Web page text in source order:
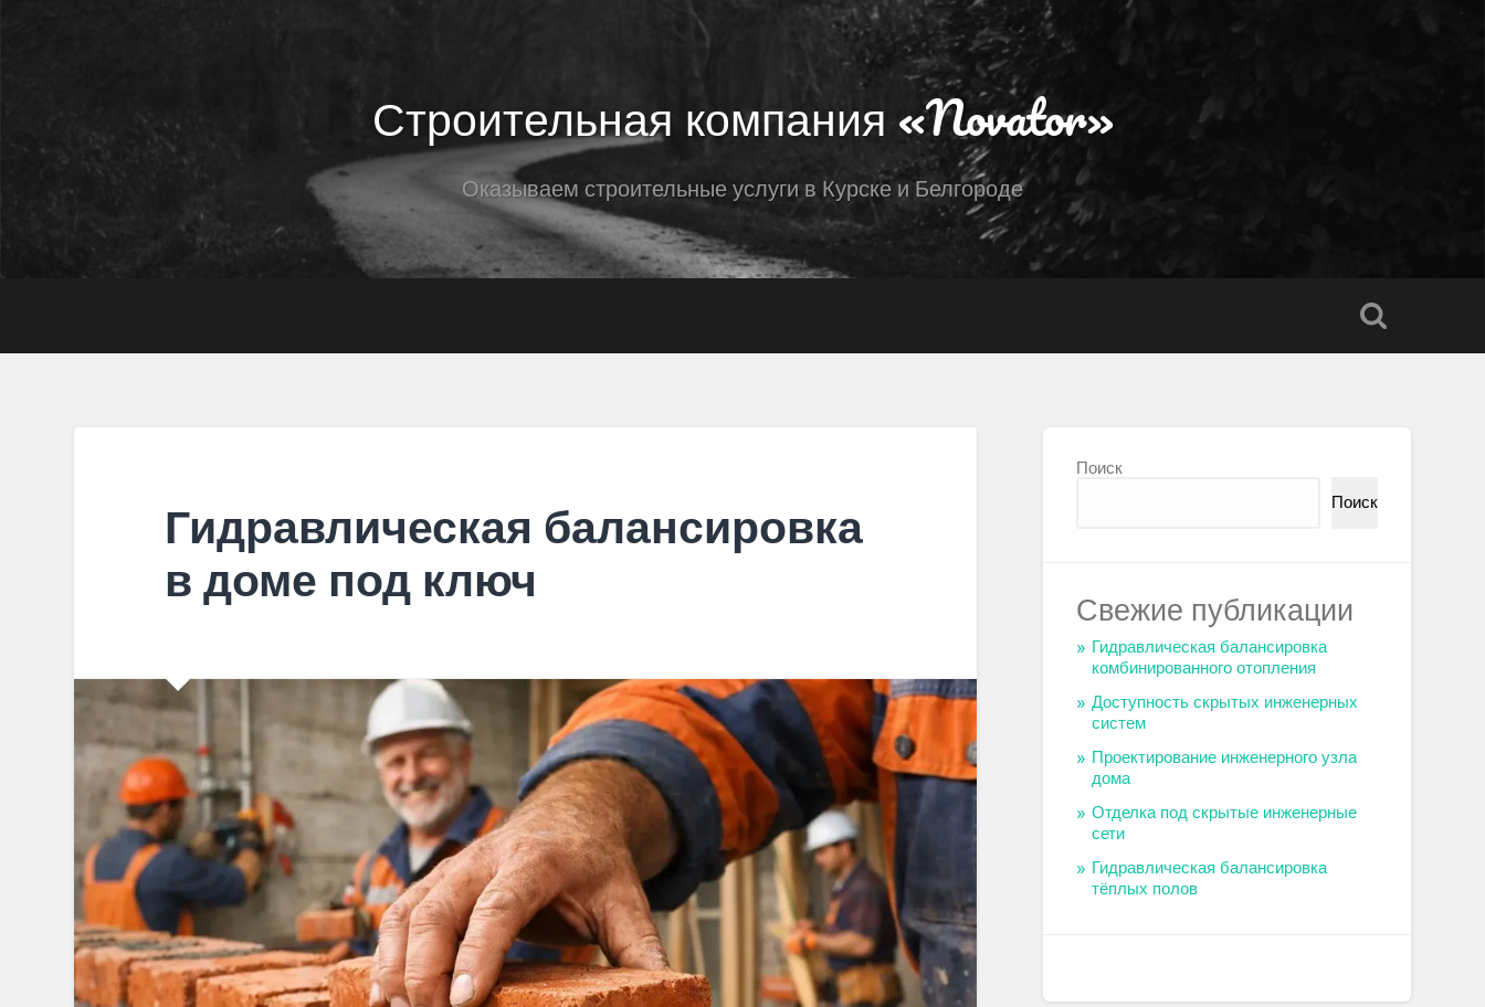
Строительная компания «Novator»
Оказываем строительные услуги в Курске и Белгороде
Гидравлическая балансировка
в доме под ключ
Поиск
Поиск
Свежие публикации
Гидравлическая балансировка
комбинированного отопления
Доступность скрытых инженерных
систем
Проектирование инженерного узла
дома
Отделка под скрытые инженерные
сети
Гидравлическая балансировка
тёплых полов